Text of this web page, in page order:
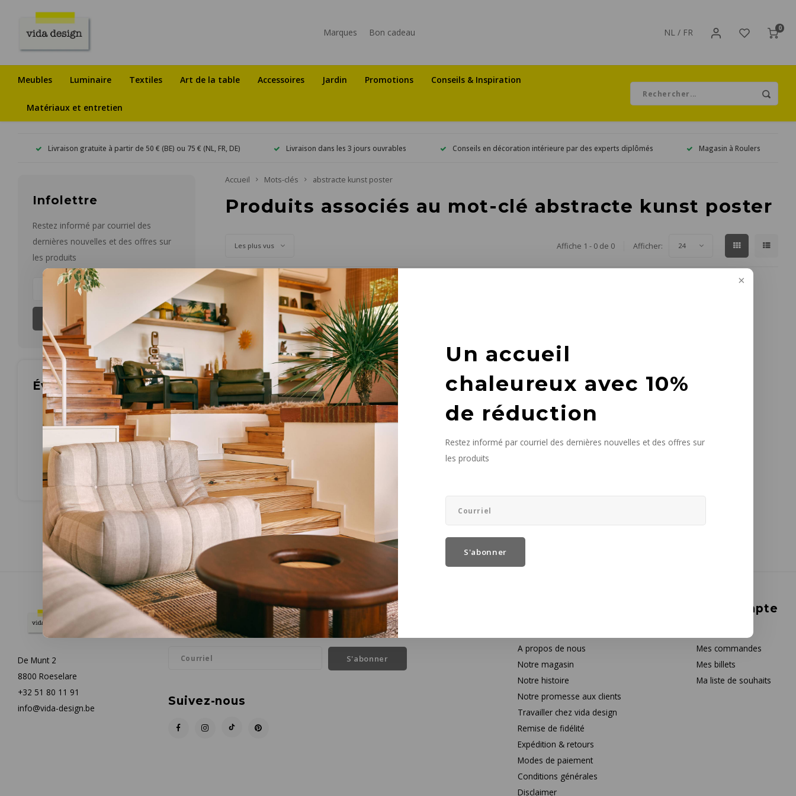
Un accueil
chaleureux avec 10%
de réduction
Restez informé par courriel des dernières nouvelles et des offres sur
les produits
S'abonner
Marques Bon cadeau NL / FR 0
Meubles Luminaire Textiles Art de la table Accessoires Jardin Promotions Conseils & Inspiration
Matériaux et entretien
Livraison gratuite à partir de 50 € (BE) ou 75 € (NL, FR, DE) Livraison dans les 3 jours ouvrables Conseils en décoration intérieure par des experts diplômés Magasin à Roulers
Infolettre
Restez informé par courriel des
dernières nouvelles et des offres sur
les produits
S'abonner
Évaluations
Accueil Mots-clés abstracte kunst poster
Produits associés au mot-clé abstracte kunst poster
Les plus vus Affiche 1 - 0 de 0 Afficher: 24
Aucun produit n'a été trouvé...
De Munt 2
8800 Roeselare
+32 51 80 11 91
info@vida-design.be
Infolettre
Restez informé par courriel des dernières nouvelles et des offres sur les produits
S'abonner
Suivez-nous
A propos de nous
Notre magasin
Notre histoire
Notre promesse aux clients
Travailler chez vida design
Remise de fidélité
Expédition & retours
Modes de paiement
Conditions générales
Disclaimer
Mon compte
Mes commandes
Mes billets
Ma liste de souhaits